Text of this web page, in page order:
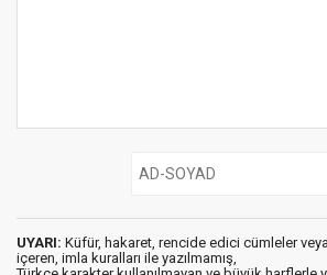
UYARI: Küfür, hakaret, rencide edici cümleler
içeren, imla kuralları ile yazılmamış,